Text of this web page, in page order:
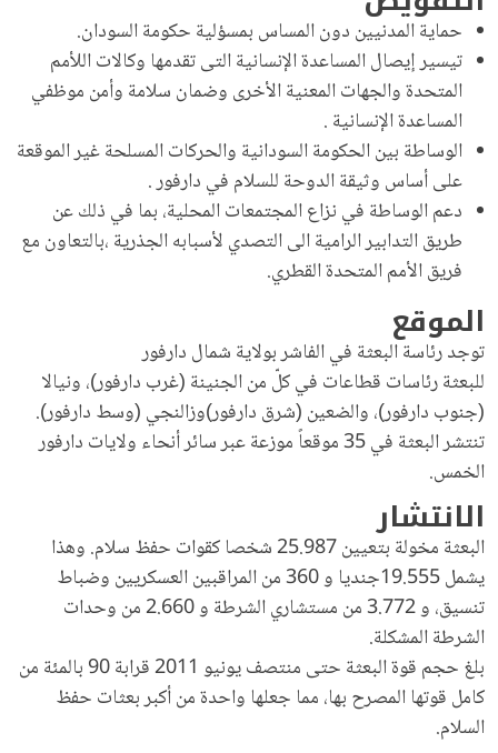
حماية المدنيين دون المساس بمسؤلية حكومة السودان.
تيسير إيصال المساعدة الإنسانية التى تقدمها وكالات اللأمم
المتحدة والجهات المعنية الأخرى وضمان سلامة وأمن موظفي
المساعدة الإنسانية .
الوساطة بين الحكومة السودانية والحركات المسلحة غير الموقعة
على أساس وثيقة الدوحة للسلام في دارفور .
دعم الوساطة في نزاع المجتمعات المحلية، بما في ذلك عن
طريق التدابير الرامية الى التصدي لأسبابه الجذرية ،بالتعاون مع
فريق الأمم المتحدة القطري.
الموقع
توجد رئاسة البعثة في الفاشر بولاية شمال دارفور
للبعثة رئاسات قطاعات في كلّ من الجنينة (غرب دارفور)، ونيالا
(جنوب دارفور)، والضعين (شرق دارفور)وزالنجي (وسط دارفور).
تنتشر البعثة في 35 موقعاً موزعة عبر سائر أنحاء ولايات دارفور
الخمس.
الانتشار
البعثة مخولة بتعيين 25.987 شخصا كقوات حفظ سلام. وهذا
يشمل 19.555جنديا و 360 من المراقبين العسكريين وضباط
تنسيق، و 3.772 من مستشاري الشرطة و 2.660 من وحدات
الشرطة المشكلة.
بلغ حجم قوة البعثة حتى منتصف يونيو 2011 قرابة 90 بالمئة من
كامل قوتها المصرح بها، مما جعلها واحدة من أكبر بعثات حفظ
السلام.